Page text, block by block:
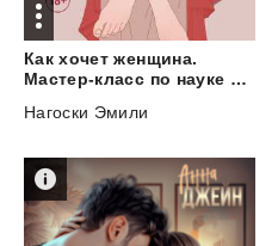
Как хочет женщина.
Мастер-класс по науке секса
Нагоски Эмили